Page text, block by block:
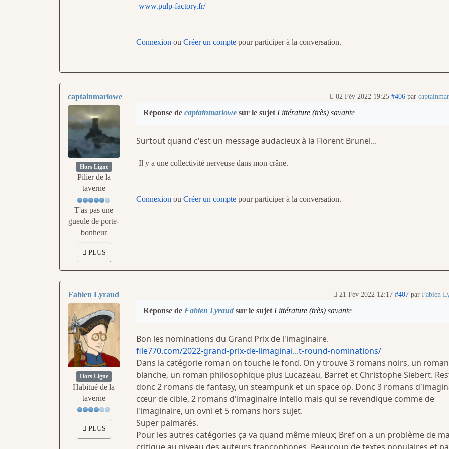
www.pulp-factory.fr/
Connexion ou Créer un comptepour participer à la conversation.
captainmarlowe
Hors Ligne
Pilier de la
taverne
T'as pas une
gueule de porte-
bonheur
PLUS
02 Fév 2022 19:25 #406 par
Réponse de captainmarlowesur le sujet Littérature (très) savante
Surtout quand c'est un message audacieux à la Florent Brunel...
Il y a une collectivité nerveuse dans mon crâne.
Connexion ou Créer un comptepour participer à la conversation.
Fabien Lyraud
Hors Ligne
Habitué de la
taverne
PLUS
21 Fév 2022 12:17 #407 par Fabien
Réponse de Fabien Lyraudsur le sujet Littérature (très) savante
Bon les nominations du Grand Prix de l'imaginaire.
file770.com/2022-grand-prix-de-limaginai...t-round-nominations/
Dans la catégorie roman on touche le fond. On y trouve 3 romans noirs, un
blanche, un roman philosophique plus Lucazeau, Barret et Christophe Siebert.
donc 2 romans de fantasy, un steampunk et un space op. Donc 3 romans
cœur de cible, 2 romans d'imaginaire intello mais qui se revendique comme de
l'imaginaire, un ovni et 5 romans hors sujet.
Super palmarés.
Pour les autres catégories ça va quand même mieux; Bref on a un problème de